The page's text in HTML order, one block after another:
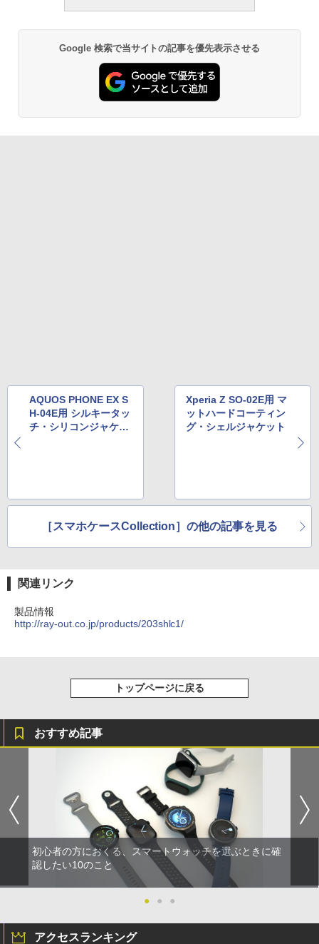
Google 検索で当サイトの記事を優先表示させる
AQUOS PHONE EX S
H-04E用 シルキータッ
チ・シリコンジャケッ
Xperia Z SO-02E用 マ
ットハードコーティン
グ・シェルジャケット
［スマホケースCollection］の他の記事を見る
関連リンク
製品情報
http://ray-out.co.jp/products/203shlc1/
トップページに戻る
おすすめ記事
初心者の方におくる、スマートウォッチを選ぶときに確
認したい10のこと
● ● ●
アクセスランキング